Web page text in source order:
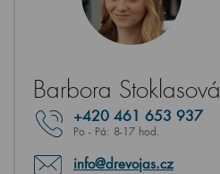
Barbora Stoklasová
+420 461 653 937
Po - Pá: 8-17 hod.
info@drevojas.cz